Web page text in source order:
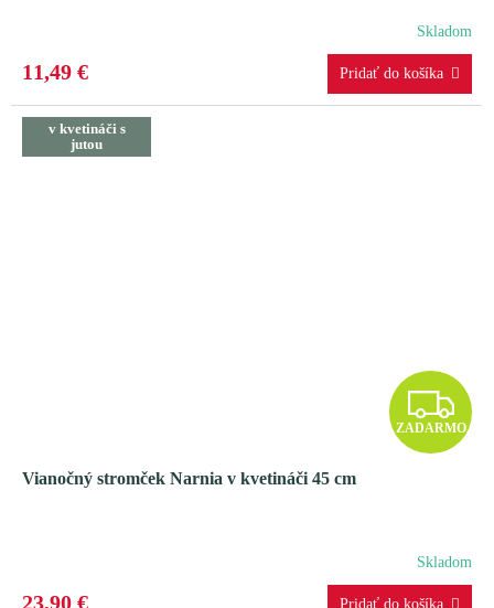
R
M
Skladom
11,49 €
v kvetináči s
jutou
Z
A
R
ZADARMO
Vianočný stromček Narnia v kvetináči 45 cm
Skladom
23,90 €